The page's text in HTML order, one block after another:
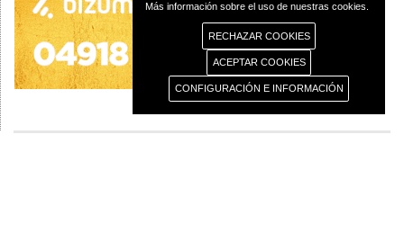
Más información sobre el uso de nuestras cookies.
RECHAZAR COOKIES
ACEPTAR COOKIES
CONFIGURACIÓN E INFORMACIÓN